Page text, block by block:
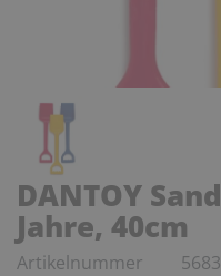
DANTOY
Jahre, 40cm
Artikelnummer 5683